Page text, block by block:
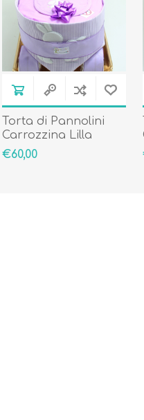
Torta di Pannolini
Carrozzina Lilla
€60,00